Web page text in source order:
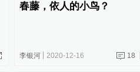
春藤，依人的小鸟？
李银河 2020-12-16 18